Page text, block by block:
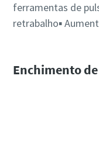
ferramentas de
retrabalho▪
Enchimento